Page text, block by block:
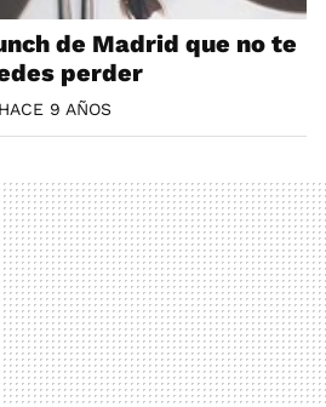
de Madrid que no te
perder
HACE 9 AÑOS